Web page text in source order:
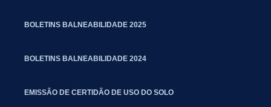
BOLETINS BALNEABILIDADE 2025
BOLETINS BALNEABILIDADE 2024
EMISSÃO DE CERTIDÃO DE USO DO SOLO